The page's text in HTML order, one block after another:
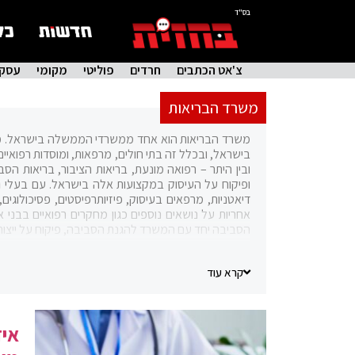
בס"ד
צ'אט הכתבים חרדים פוליטי מקומי
משרד הבריאות
משרד הבריאות הוא אחד ממשרדי הממשלה בישראל.
בישראל, ובכלל זה בתי חולים, מרפאות, ומוסדות
ובין היתר – רפואה מונעת, בריאות הציבור, בריאות
ופיקוח על העיסוק במקצועות אלה בישראל. עם בעלי
דיאטניות, מרפאים בעיסוק, פיזיותרפיסטים,
אחריות על נושאים נוספים כגון מחקרים רפואיים
הסביבה יחד עם המשרד להגנת הסביבה, פיקוח על ייצור
הביטחון ומשרד החינוך). למרות זאת, משרד הבריאות
התפקיד לפחות אטרקטיבי, ונוצר קושי למצוא
קרא עוד